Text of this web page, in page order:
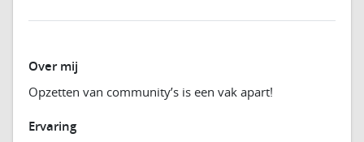
Over mij
Opzetten van community’s is een vak apart!
Ervaring